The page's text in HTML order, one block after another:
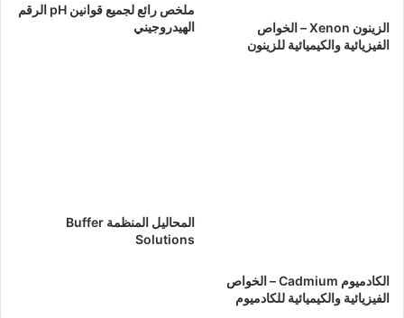
الزينون Xenon – الخواص
الفيزيائية والكيميائية للزينون
ملخص رائع لجميع قوانين pH الرقم
الهيدروجيني
الكادميوم Cadmium – الخواص
الفيزيائية والكيميائية للكادميوم
المحاليل المنظمة Buffer
Solutions